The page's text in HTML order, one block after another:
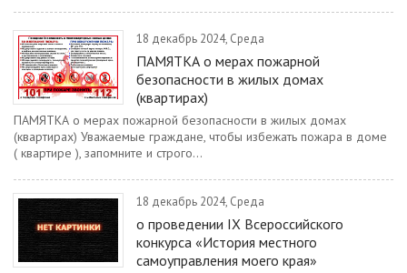
18 декабрь 2024, Среда
ПАМЯТКА о мерах пожарной
безопасности в жилых домах
(квартирах)
ПАМЯТКА о мерах пожарной безопасности в жилых домах
(квартирах) Уважаемые граждане, чтобы избежать пожара в доме
( квартире ), запомните и строго...
18 декабрь 2024, Среда
о проведении IX Всероссийского
конкурса «История местного
самоуправления моего края»